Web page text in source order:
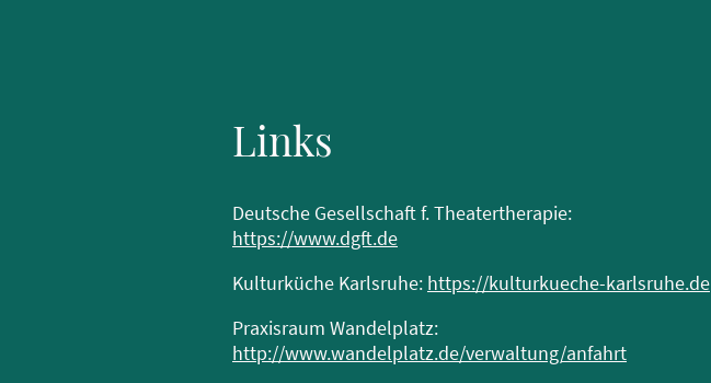
Links
Deutsche Gesellschaft f. Theatertherapie:
https://www.dgft.de
Kulturküche Karlsruhe: https://kulturkueche-karlsruhe.de
Praxisraum Wandelplatz:
http://www.wandelplatz.de/verwaltung/anfahrt